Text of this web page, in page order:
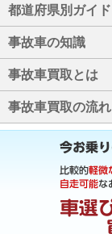
都道府県別ガイド
事故車の知識
事故車買取とは
事故車買取の流れ